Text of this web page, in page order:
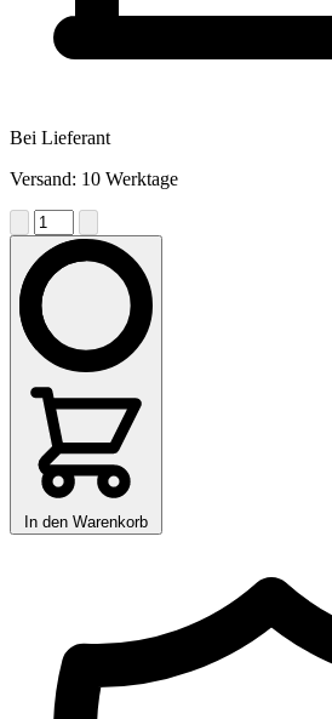
Bei Lieferant
Versand: 10 Werktage
In den Warenkorb